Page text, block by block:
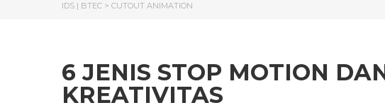
IDS | BTEC > CUTOUT ANIMATION
6 JENIS STOP MOTION
KREATIVITAS